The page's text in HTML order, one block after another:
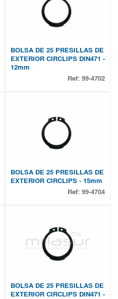
BOLSA DE 25 PRESILLAS DE
EXTERIOR CIRCLIPS DIN471 -
12mm
Ref: 99-4702
BOLSA DE 25 PRESILLAS DE
EXTERIOR CIRCLIPS - 15mm
Ref: 99-4704
BOLSA DE 25 PRESILLAS DE
EXTERIOR CIRCLIPS DIN471 -